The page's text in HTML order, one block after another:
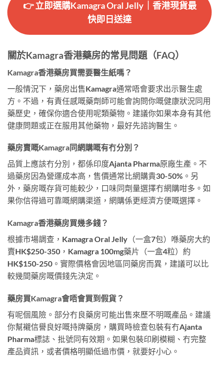
👉 立即選購Kamagra Oral Jelly｜香港現貨最
快即日送達
關於Kamagra香港藥房的常見問題（FAQ）
Kamagra香港藥房買需要醫生紙嗎？
一般情況下，藥房出售Kamagra通常唔會要求出示醫生處
方。不過，有責任感嘅藥劑師可能會詢問你嘅健康狀況同用
藥歷史，確保你適合使用呢類藥物。建議你如果本身有其他
健康問題或正在服用其他藥物，最好先諮詢醫生。
藥房賣嘅Kamagra同網購嘅有冇分別？
品質上應該冇分別，都係印度Ajanta Pharma原廠生產。不
過藥房因為營運成本高，售價通常比網購貴30-50%。另
外，藥房嘅存貨可能較少，口味同劑量選擇冇網購咁多。如
果你信得過可靠嘅網購渠道，網購係更經濟方便嘅選擇。
Kamagra香港藥房買幾多錢？
根據市場調查，Kamagra Oral Jelly（一盒7包）喺藥房大約
賣HK$250-350，Kamagra 100mg藥片（一盒4粒）約
HK$150-250。實際價格會因地區同藥房而異，建議可以比
較幾間藥房嘅價錢先決定。
藥房買Kamagra會唔會買到假貨？
有呢個風險。部分冇良藥房可能出售來歷不明嘅產品。建議
你幫襯信譽良好嘅持牌藥房，購買時檢查包裝有冇Ajanta
Pharma標誌、批號同有效期。如果包裝印刷模糊、冇完整
產品資訊，或者價格明顯低過市價，就要好小心。